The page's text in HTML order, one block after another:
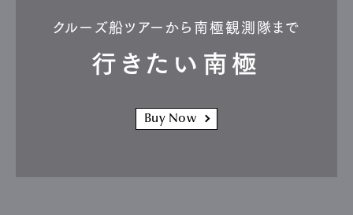
クルーズ船ツアーから南極観測隊まで
行きたい南極
Buy Now